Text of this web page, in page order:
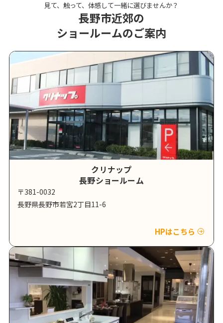
見て、触って、体感して一緒に選びませんか？
長野市近郊の
ショールームのご案内
クリナップ
長野ショールーム
〒381-0032
長野県長野市若宮2丁目11-6
HPはこちら